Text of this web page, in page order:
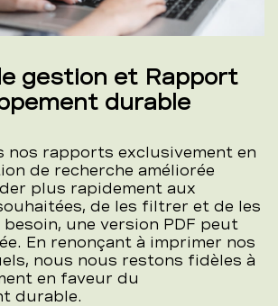
gestion et Rapport
durable
nos rapports exclusivement en
de recherche améliorée
plus rapidement aux
de les filtrer et de les
une version PDF peut
En renonçant à imprimer nos
nous nous restons fidèles à
en faveur du
durable.